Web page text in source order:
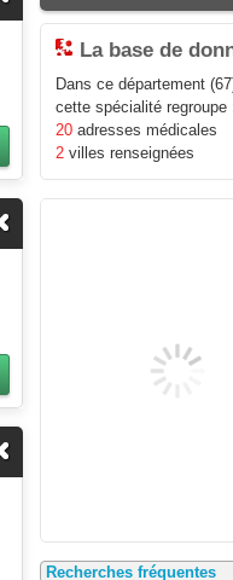
La base de
Dans ce département
cette spécialité regroupe
20 adresses médicales
2 villes renseignées